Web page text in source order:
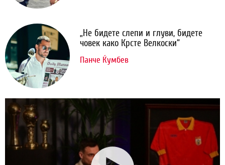
„Не бидете слепи и глуви, бидете
човек како Крсте Велкоски“
Панче Ќумбев